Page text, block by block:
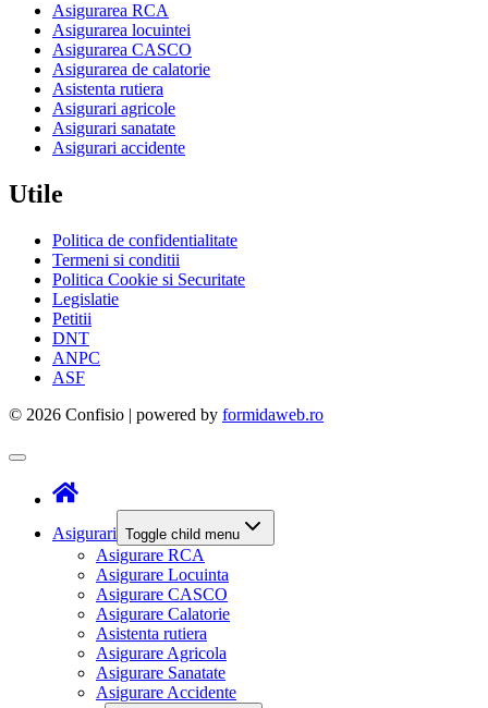
Asigurarea RCA
Asigurarea locuintei
Asigurarea CASCO
Asigurarea de calatorie
Asistenta rutiera
Asigurari agricole
Asigurari sanatate
Asigurari accidente
Utile
Politica de confidentialitate
Termeni si conditii
Politica Cookie si Securitate
Legislatie
Petitii
DNT
ANPC
ASF
© 2026 Confisio | powered by formidaweb.ro
Asigurari Toggle child menu
Asigurare RCA
Asigurare Locuinta
Asigurare CASCO
Asigurare Calatorie
Asistenta rutiera
Asigurare Agricola
Asigurare Sanatate
Asigurare Accidente